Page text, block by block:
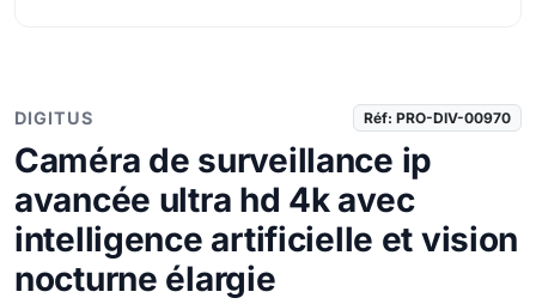
DIGITUS Réf: PRO-DIV-00970
Caméra de surveillance ip
avancée ultra hd 4k avec
intelligence artificielle et vision
nocturne élargie